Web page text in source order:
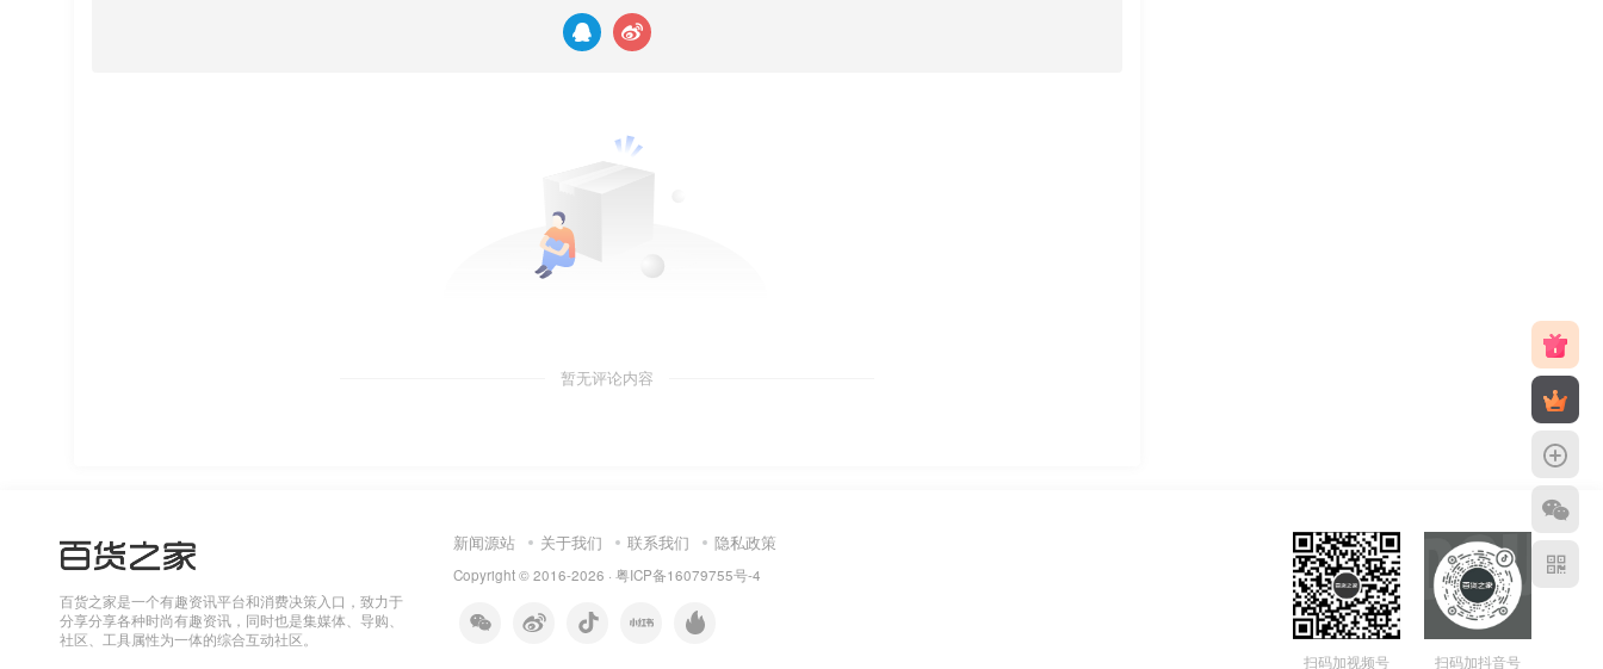
暂无评论内容
百货之家是一个有趣资讯平台和消费决策入口，致力于
分享分享各种时尚有趣资讯，同时也是集媒体、导购、
社区、工具属性为一体的综合互动社区。
新闻源站 关于我们 联系我们 隐私政策
Copyright © 2016-2026 · 粤ICP备16079755号-4
扫码加视频号 扫码加抖音号